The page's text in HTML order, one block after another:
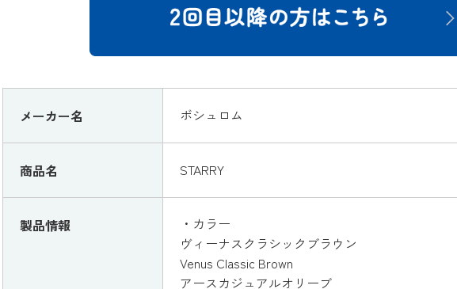
メーカー名 ボシュロム
商品名 STARRY
製品情報
・カラー
ヴィーナスクラシックブラウン
Venus Classic Brown
アースカジュアルオリーブ